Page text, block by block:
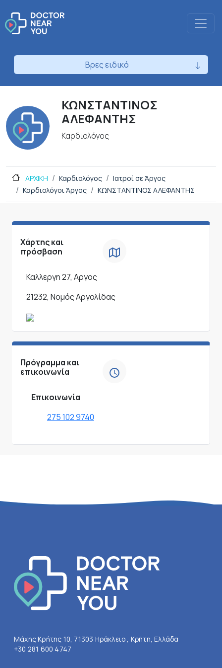
Βρες ειδικό
ΚΩΝΣΤΑΝΤΙΝΟΣ
ΑΛΕΦΑΝΤΗΣ
Καρδιολόγος
ΑΡΧΙΚΗ Καρδιολόγος
Ιατροί σε Άργος
Καρδιολόγοι Άργος
ΚΩΝΣΤΑΝΤΙΝΟΣ ΑΛΕΦΑΝΤΗΣ
Χάρτης και
πρόσβαση
Καλλεργη 27, Αργος
21232, Νομός Αργολίδας
Πρόγραμμα και
επικοινωνία
Επικοινωνία
275 102 9740
Μάχης Κρήτης 10, 71303 Ηράκλειο , Κρήτη, Ελλάδα
+30 281 600 4747